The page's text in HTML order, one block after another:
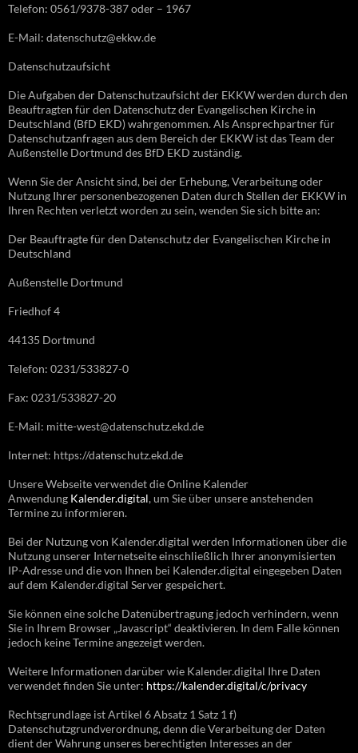
Telefon: 0561/9378-387 oder – 1967
E-Mail: datenschutz@ekkw.de
Datenschutzaufsicht
Die Aufgaben der Datenschutzaufsicht der EKKW werden durch den
Beauftragten für den Datenschutz der Evangelischen Kirche in
Deutschland (BfD EKD) wahrgenommen. Als Ansprechpartner für
Datenschutzanfragen aus dem Bereich der EKKW ist das Team der
Außenstelle Dortmund des BfD EKD zuständig.
Wenn Sie der Ansicht sind, bei der Erhebung, Verarbeitung oder
Nutzung Ihrer personenbezogenen Daten durch Stellen der EKKW in
Ihren Rechten verletzt worden zu sein, wenden Sie sich bitte an:
Der Beauftragte für den Datenschutz der Evangelischen Kirche in
Deutschland
Außenstelle Dortmund
Friedhof 4
44135 Dortmund
Telefon: 0231/533827-0
Fax: 0231/533827-20
E-Mail: mitte-west@datenschutz.ekd.de
Internet: https://datenschutz.ekd.de
Unsere Webseite verwendet die Online Kalender
Anwendung Kalender.digital, um Sie über unsere anstehenden
Termine zu informieren.
Bei der Nutzung von Kalender.digital werden Informationen über die
Nutzung unserer Internetseite einschließlich Ihrer anonymisierten
IP-Adresse und die von Ihnen bei Kalender.digital eingegeben Daten
auf dem Kalender.digital Server gespeichert.
Sie können eine solche Datenübertragung jedoch verhindern, wenn
Sie in Ihrem Browser „Javascript“ deaktivieren. In dem Falle können
jedoch keine Termine angezeigt werden.
Weitere Informationen darüber wie Kalender.digital Ihre Daten
verwendet finden Sie unter: https://kalender.digital/c/privacy
Rechtsgrundlage ist Artikel 6 Absatz 1 Satz 1 f)
Datenschutzgrundverordnung, denn die Verarbeitung der Daten
dient der Wahrung unseres berechtigten Interesses an der